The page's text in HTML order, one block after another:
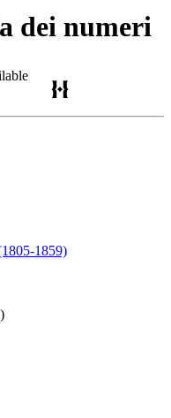
dei numeri
1859)